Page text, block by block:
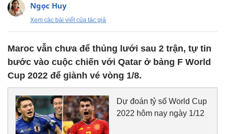
Ngọc Huy
Xem các bài viết của tác giả
Maroc vẫn chưa để thủng lưới sau 2 trận, tự tin
bước vào cuộc chiến với Qatar ở bảng F World
Cup 2022 để giành vé vòng 1/8.
Dự đoán tỷ số World Cup
2022 hôm nay ngày 1/12